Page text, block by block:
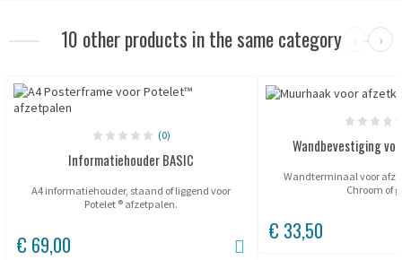
10 other products in the same category ‹ ›
(0)
Informatiehouder BASIC
A4 informatiehouder, staand of liggend voor
Potelet ® afzetpalen.
€ 69,00
Wandbevestiging
Wandterminaal voor
Chroom of
€ 33,50